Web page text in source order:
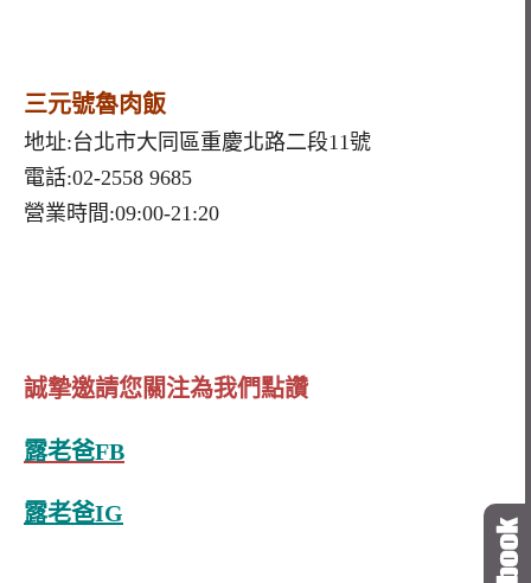
三元號魯肉飯
地址:台北市大同區重慶北路二段11號
電話:02-2558 9685
營業時間:09:00-21:20
誠摯邀請您關注為我們點讚
露老爸FB
露老爸IG